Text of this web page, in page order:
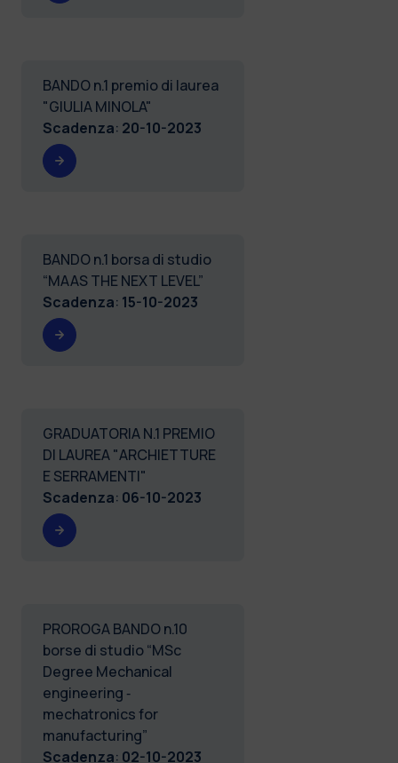
BANDO n.1 premio di laurea
"GIULIA MINOLA"
Scadenza: 20-10-2023
BANDO n.1 borsa di studio
“MAAS THE NEXT LEVEL”
Scadenza: 15-10-2023
GRADUATORIA N.1 PREMIO
DI LAUREA "ARCHIETTURE
E SERRAMENTI"
Scadenza: 06-10-2023
PROROGA BANDO n.10
borse di studio “MSc
Degree Mechanical
engineering ‐
mechatronics for
manufacturing”
Scadenza: 02-10-2023